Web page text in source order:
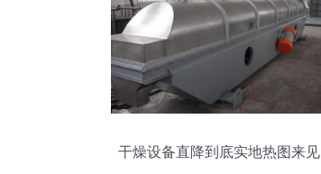
干燥设备直降到底实地热图来见